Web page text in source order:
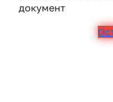
документ